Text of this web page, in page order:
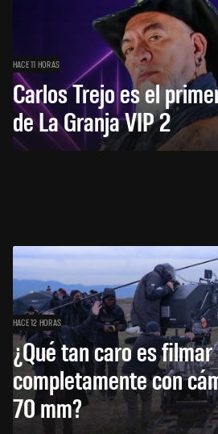
HACE 11 HORAS
Carlos Trejo es el
de La Granja VIP 2
HACE 12 HORAS
¿Qué tan caro es
completamente con
70 mm?